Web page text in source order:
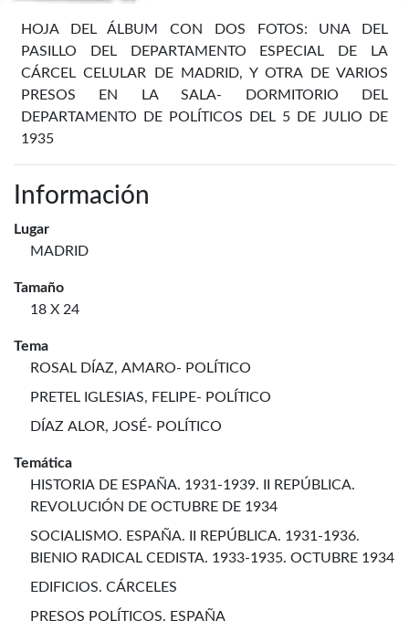
HOJA DEL ÁLBUM CON DOS FOTOS: UNA DEL
PASILLO DEL DEPARTAMENTO ESPECIAL DE LA
CÁRCEL CELULAR DE MADRID, Y OTRA DE VARIOS
PRESOS EN LA SALA- DORMITORIO DEL
DEPARTAMENTO DE POLÍTICOS DEL 5 DE JULIO DE
1935
Información
Lugar
MADRID
Tamaño
18 X 24
Tema
ROSAL DÍAZ, AMARO- POLÍTICO
PRETEL IGLESIAS, FELIPE- POLÍTICO
DÍAZ ALOR, JOSÉ- POLÍTICO
Temática
HISTORIA DE ESPAÑA. 1931-1939. II REPÚBLICA.
REVOLUCIÓN DE OCTUBRE DE 1934
SOCIALISMO. ESPAÑA. II REPÚBLICA. 1931-1936.
BIENIO RADICAL CEDISTA. 1933-1935. OCTUBRE 1934
EDIFICIOS. CÁRCELES
PRESOS POLÍTICOS. ESPAÑA